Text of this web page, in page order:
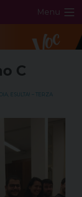
Menu
C
ESULTA! – TERZA